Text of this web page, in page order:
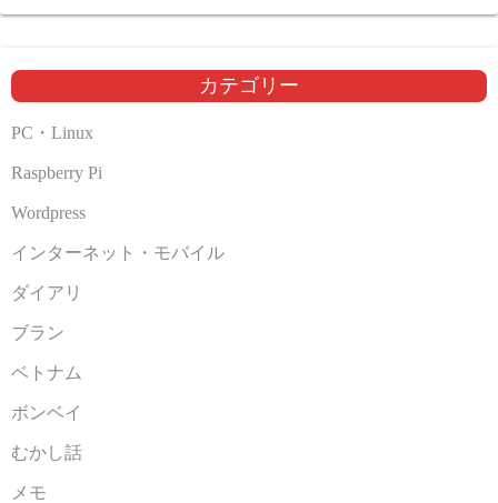
カ
ブ
カテゴリー
PC・Linux
Raspberry Pi
Wordpress
インターネット・モバイル
ダイアリ
ブラン
ベトナム
ボンベイ
むかし話
メモ